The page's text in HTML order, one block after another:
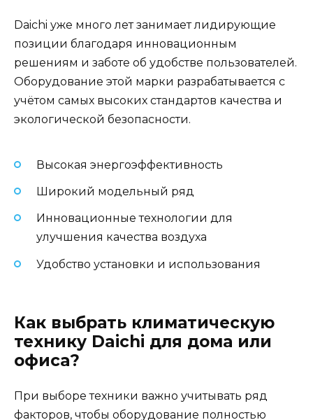
Daichi уже много лет занимает лидирующие
позиции благодаря инновационным
решениям и заботе об удобстве пользователей.
Оборудование этой марки разрабатывается с
учётом самых высоких стандартов качества и
экологической безопасности.
Высокая энергоэффективность
Широкий модельный ряд
Инновационные технологии для
улучшения качества воздуха
Удобство установки и использования
Как выбрать климатическую
технику Daichi для дома или
офиса?
При выборе техники важно учитывать ряд
факторов, чтобы оборудование полностью